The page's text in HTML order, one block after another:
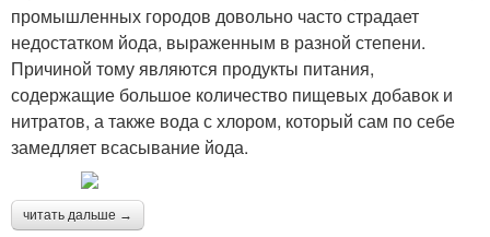
промышленных городов довольно часто страдает
недостатком йода, выраженным в разной степени.
Причиной тому являются продукты питания,
содержащие большое количество пищевых добавок и
нитратов, а также вода с хлором, который сам по себе
замедляет всасывание йода.
читать дальше →